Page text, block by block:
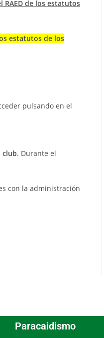
RAED de los estatutos
estatutos de los
pulsando en el
club. Durante el
con la administración
Paracaidismo